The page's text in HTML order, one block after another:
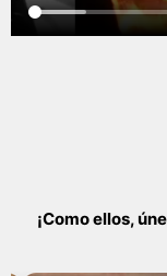
¡Como ellos,